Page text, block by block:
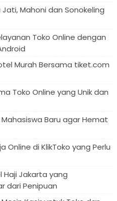
Mahoni dan Sonokeling
Toko Online dengan
Murah Bersama tiket.com
Toko Online yang Unik dan
Baru agar Hemat
Online di KlikToko yang Perlu
Haji Jakarta yang
dari Penipuan